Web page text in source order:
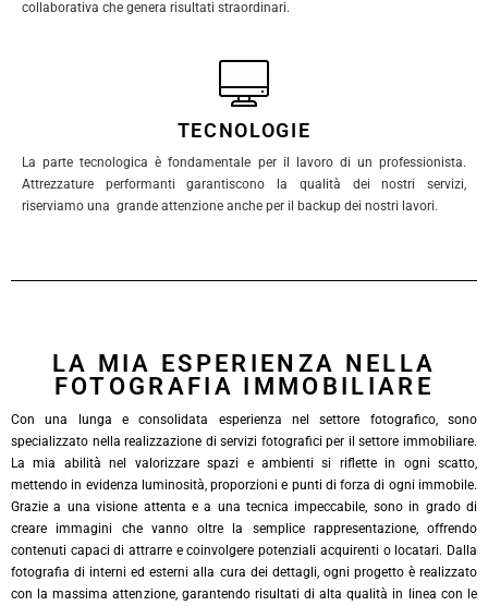
collaborativa che genera risultati straordinari.
TECNOLOGIE
La parte tecnologica è fondamentale per il lavoro di un professionista.
Attrezzature performanti garantiscono la qualità dei nostri servizi,
riserviamo una grande attenzione anche per il backup dei nostri lavori.
LA MIA ESPERIENZA NELLA
FOTOGRAFIA IMMOBILIARE
Con una lunga e consolidata esperienza nel settore fotografico, sono
specializzato nella realizzazione di servizi fotografici per il settore immobiliare.
La mia abilità nel valorizzare spazi e ambienti si riflette in ogni scatto,
mettendo in evidenza luminosità, proporzioni e punti di forza di ogni immobile.
Grazie a una visione attenta e a una tecnica impeccabile, sono in grado di
creare immagini che vanno oltre la semplice rappresentazione, offrendo
contenuti capaci di attrarre e coinvolgere potenziali acquirenti o locatari. Dalla
fotografia di interni ed esterni alla cura dei dettagli, ogni progetto è realizzato
con la massima attenzione, garantendo risultati di alta qualità in linea con le